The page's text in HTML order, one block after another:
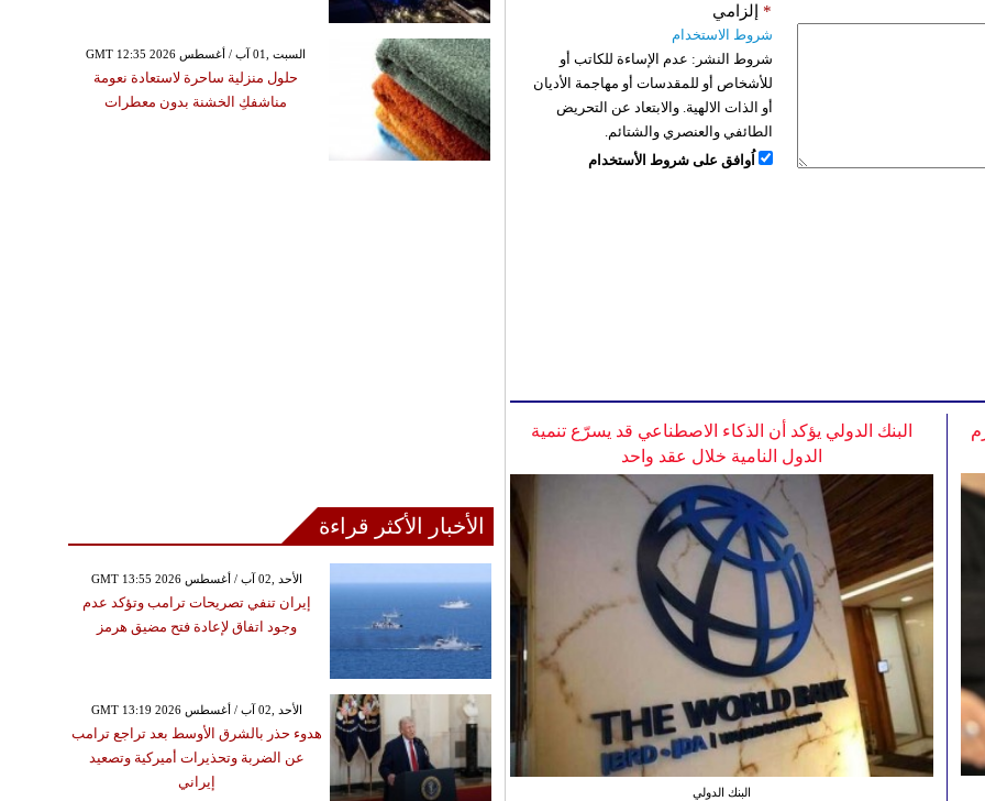
إلزامي *
شروط الاستخدام
شروط النشر: عدم الإساءة للكاتب أو
للأشخاص أو للمقدسات أو مهاجمة الأديان
أو الذات الالهية. والابتعاد عن التحريض
الطائفي والعنصري والشتائم.
اُوافق على شروط الأستخدام
البنك الدولي يؤكد أن الذكاء الاصطناعي قد يسرّع تنمية
الدول النامية خلال عقد واحد
البنك الدولي
GMT 12:35 2026 السبت ,01 آب / أغسطس
حلول منزلية ساحرة لاستعادة نعومة
مناشفكِ الخشنة بدون معطرات
الأخبار الأكثر قراءة
GMT 13:55 2026 الأحد ,02 آب / أغسطس
إيران تنفي تصريحات ترامب وتؤكد عدم
وجود اتفاق لإعادة فتح مضيق هرمز
GMT 13:19 2026 الأحد ,02 آب / أغسطس
هدوء حذر بالشرق الأوسط بعد تراجع ترامب
عن الضربة وتحذيرات أميركية وتصعيد
إيراني